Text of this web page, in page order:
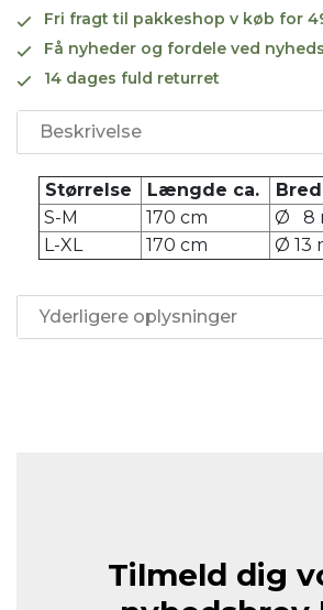
Fri fragt til pakkeshop v køb for
Få nyheder og fordele ved
14 dages fuld returret
Beskrivelse
Størrelse Længde ca.
S-M
170 cm Ø 8
L-XL
170 cm Ø 13
Yderligere oplysninger
Tilmeld dig